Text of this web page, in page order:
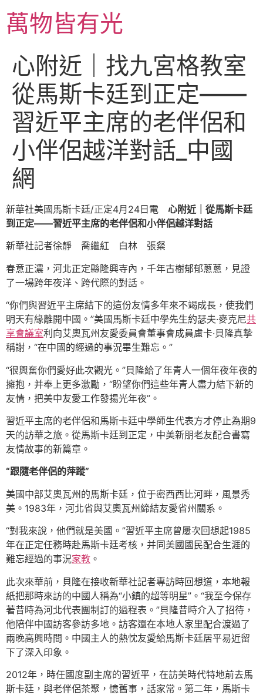
主萬物皆有光
心附近｜找九宮格教室
從馬斯卡廷到正定——
習近平主席的老伴侶和
小伴侶越洋對話_中國
網
新華社美國馬斯卡廷/正定4月24日電 心附近｜從馬斯卡廷
到正定——習近平主席的老伴侶和小伴侶越洋對話
新華社記者徐靜 喬繼紅 白林 張粲
春意正濃，河北正定縣隆興寺內，千年古樹郁郁蔥蔥，見證
了一場跨年夜洋、跨代際的對話。
“你們與習近平主席結下的這份友情多年來不竭成長，使我們
明天有緣離開中國。”美國馬斯卡廷中學先生約瑟夫·麥克尼共
享會議室利向艾奧瓦州友愛委員會董事會成員盧卡·貝隆真摯
稱謝，“在中國的經過的事況畢生難忘。”
“很興奮你們愛好此次觀光。”貝隆給了年青人一個年夜年夜的
擁抱，并奉上更多激勵，“盼望你們這些年青人盡力結下新的
友情，把美中友愛工作發揚光年夜”。
習近平主席的老伴侶和馬斯卡廷中學師生代表方才停止為期9
天的訪華之旅。從馬斯卡廷到正定，中美新朋老友配合書寫
友情故事的新篇章。
“跟隨老伴侶的萍蹤”
美國中部艾奧瓦州的馬斯卡廷，位于密西西比河畔，風景秀
美。1983年，河北省與艾奧瓦州締結友愛省州關系。
“對我來說，他們就是美國。”習近平主席曾屢次回想起1985
年在正定任務時赴馬斯卡廷考核，并同美國國民配合生涯的
難忘經過的事況家教 。
此次來華前，貝隆在接收新華社記者專訪時回想道，本地報
紙把那時來訪的中國人稱為“小鎮的超等明星”。“我至今保存
著昔時為河北代表團制訂的過程表。”貝隆昔時介入了招待，
他陪伴中國訪客參訪多地。訪客還在本地人家里配合渡過了
兩晚高興時間。中國主人的熱忱友愛給馬斯卡廷居平易近留
下了深入印象。
2012年，時任國度副主席的習近平，在訪美時代特地前去馬
斯卡廷，與老伴侶茶聚，憶舊事，話家常。第二年，馬斯卡